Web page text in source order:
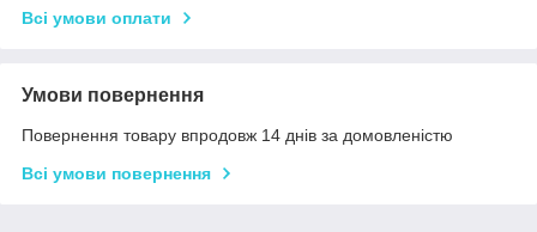
Всі умови оплати
Умови повернення
Повернення товару впродовж 14 днів за домовленістю
Всі умови повернення